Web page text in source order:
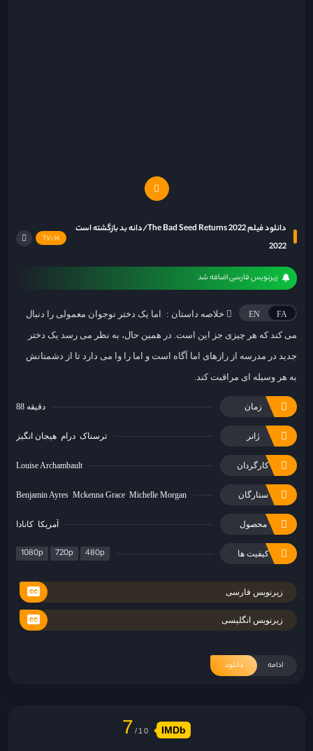
دانلود فیلم The Bad Seed Returns 2022/دانه بد بازگشته است
2022
TV-14
زیرنویس فارسی اضافه شد
FA
EN خلاصه داستان :
اما یک دختر نوجوان معمولی را دنبال
می کند که هر چیزی جز این است. در همین حال، به نظر می رسد یک دختر
جدید در مدرسه از رازهای اما آگاه است و اما را وا می دارد تا از دشمنانش
به هر وسیله ای مراقبت کند.
زمان 88 دقیقه
ژانر ترسناک درام هیجان انگیز
کارگردان Louise Archambault
ستارگان Benjamin Ayres Mckenna Grace Michelle Morgan
محصول آمریکا کانادا
کیفیت ها 1080p 720p 480p
زیرنویس فارسی
زیرنویس انگلیسی
ادامه دانلود
7 IMDb